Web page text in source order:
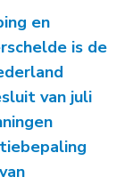
en
is de
van juli